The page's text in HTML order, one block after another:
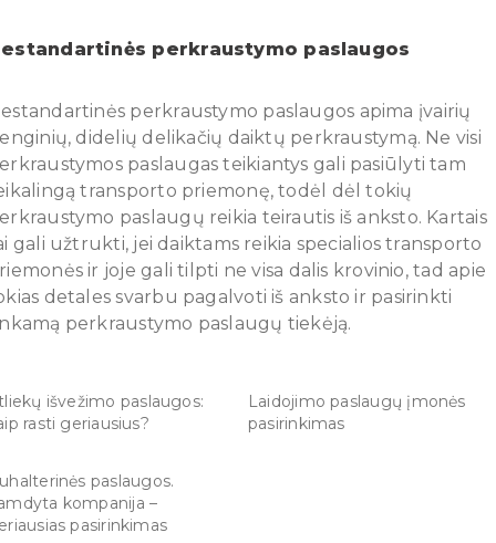
perkraustymo paslaugos
perkraustymo paslaugos apima įvairių
didelių delikačių daiktų perkraustymą. Ne visi
paslaugas teikiantys gali pasiūlyti tam
transporto priemonę, todėl dėl tokių
paslaugų reikia teirautis iš anksto. Kartais
gali užtrukti, jei daiktams reikia specialios transporto
ir joje gali tilpti ne visa dalis krovinio, tad apie
detales svarbu pagalvoti iš anksto ir pasirinkti
perkraustymo paslaugų tiekėją.
išvežimo paslaugos:
rasti geriausius?
Laidojimo paslaugų įmonės
pasirinkimas
paslaugos.
kompanija –
pasirinkimas